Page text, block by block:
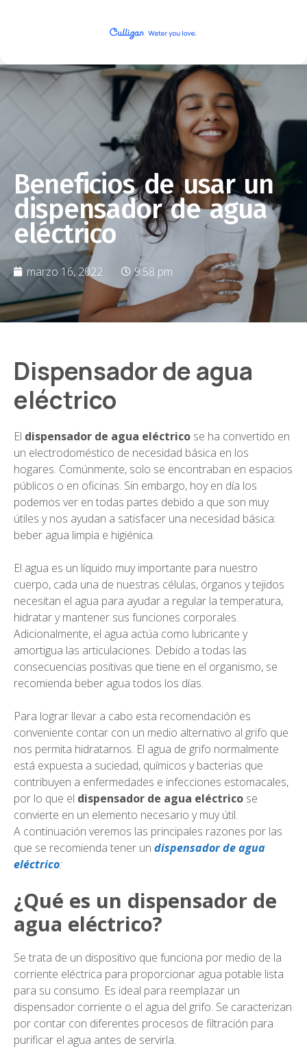
Beneficios de usar un
dispensador de agua
eléctrico
marzo 16, 2022 9:58 pm
Dispensador de agua
eléctrico
El dispensador de agua eléctrico se ha convertido en
un electrodoméstico de necesidad básica en los
hogares. Comúnmente, solo se encontraban en espacios
públicos o en oficinas. Sin embargo, hoy en día los
podemos ver en todas partes debido a que son muy
útiles y nos ayudan a satisfacer una necesidad básica:
beber agua limpia e higiénica.
El agua es un líquido muy importante para nuestro
cuerpo, cada una de nuestras células, órganos y tejidos
necesitan el agua para ayudar a regular la temperatura,
hidratar y mantener sus funciones corporales.
Adicionalmente, el agua actúa como lubricante y
amortigua las articulaciones. Debido a todas las
consecuencias positivas que tiene en el organismo, se
recomienda beber agua todos los días.
Para lograr llevar a cabo esta recomendación es
conveniente contar con un medio alternativo al grifo que
nos permita hidratarnos. El agua de grifo normalmente
está expuesta a suciedad, químicos y bacterias que
contribuyen a enfermedades e infecciones estomacales,
por lo que el dispensador de agua eléctrico se
convierte en un elemento necesario y muy útil.
A continuación veremos las principales razones por las
que se recomienda tener un dispensador de agua
eléctrico:
¿Qué es un dispensador de
agua eléctrico?
Se trata de un dispositivo que funciona por medio de la
corriente eléctrica para proporcionar agua potable lista
para su consumo. Es ideal para reemplazar un
dispensador corriente o el agua del grifo. Se caracterizan
por contar con diferentes procesos de filtración para
purificar el agua antes de servirla.